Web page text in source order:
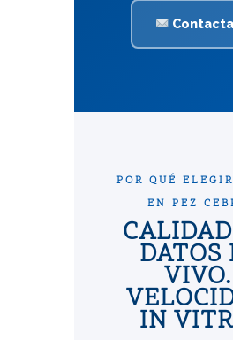
POR QUÉ
EN PEZ
DATOS
VIVO.
IN